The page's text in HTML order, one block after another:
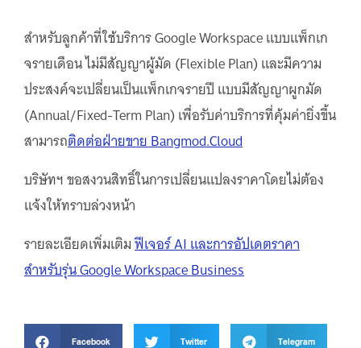
สำหรับลูกค้าที่ใช้บริการ Google Workspace แบบแพ็กเก
จรายเดือน ไม่มีสัญญาผู้มัด (Flexible Plan) และมีความ
ประสงค์จะเปลี่ยนเป็นแพ็กเกจรายปี แบบมีสัญญาผูกมัด
(Annual/Fixed-Term Plan) เพื่อรับค่าบริการที่คุ้มค่ายิ่งขึ้น
สามารถติดต่อฝ่ายขาย Bangmod.Cloud
บริษัทฯ ขอสงวนสิทธิ์ในการเปลี่ยนแปลงราคาโดยไม่ต้อง
แจ้งให้ทราบล่วงหน้า
รายละเอียดเพิ่มเติมฟีเจอร์ AI และการอัปเดตราคา
สำหรับรุ่น Google Workspace Business
Facebook Twitter Telegram